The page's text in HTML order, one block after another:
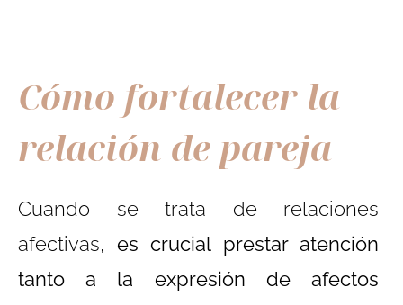
Cómo fortalecer la
relación de pareja
Cuando se trata de relaciones
afectivas, es crucial prestar atención
tanto a la expresión de afectos